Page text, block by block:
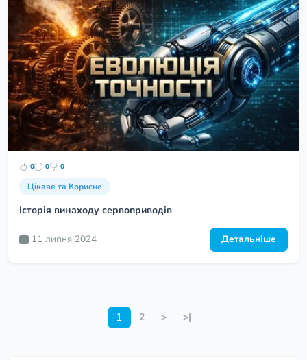
0 0 0
Цікаве та Корисне
Історія винаходу сервоприводів
11 липня 2024 Детальніше
1 2 > >|